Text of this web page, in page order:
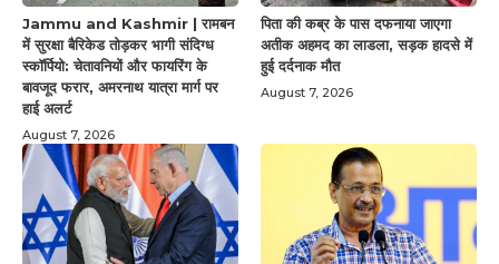
Jammu and Kashmir | रामबन
में सुरक्षा बैरिकेड तोड़कर भागी संदिग्ध
स्कॉर्पियो: चेतावनियों और फायरिंग के
बावजूद फरार, अमरनाथ यात्रा मार्ग पर
हाई अलर्ट
August 7, 2026
पिता की कब्र के पास दफनाया जाएगा
अतीक अहमद का लाडला, सड़क हादसे में
हुई दर्दनाक मौत
August 7, 2026